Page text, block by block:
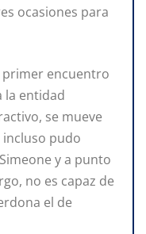
ocasiones para
primer encuentro
la entidad
se mueve
pudo
y a punto
no es capaz de
el de